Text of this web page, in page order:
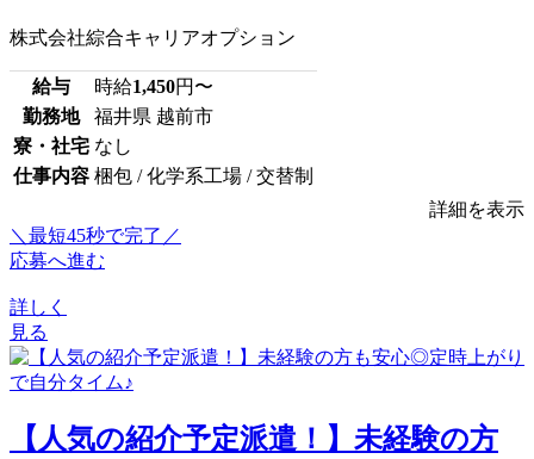
株式会社綜合キャリアオプション
給与 時給1,450円〜
勤務地
福井県 越前市
寮・社宅 なし
仕事内容 梱包 / 化学系工場 / 交替制
詳細を表示
＼最短45秒で完了／
応募へ進む
詳しく
見る
【人気の紹介予定派遣！】未経験の方